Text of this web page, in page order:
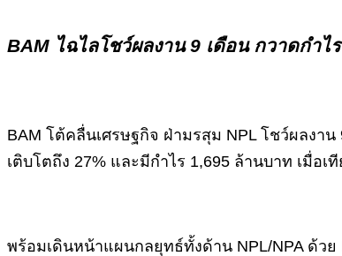
BAM ไฉไลโชว์ผลงาน 9 เดือน กวาดกำ
BAM โต้คลื่นเศรษฐกิจ ฝ่ามรสุม NPL โชว์ผลงา
เติบโตถึง 27% และมีกำไร 1,695 ล้านบาท เมื่อ
พร้อมเดินหน้าแผนกลยุทธ์ทั้งด้าน NPL/NPA ด้วย